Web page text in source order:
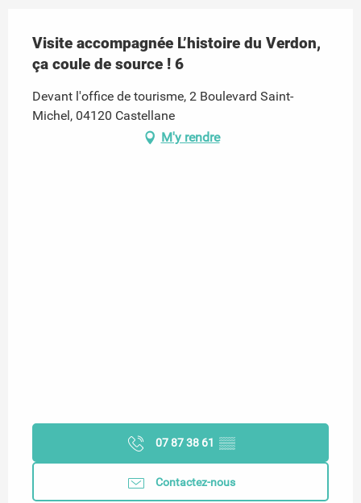
Visite accompagnée L’histoire du Verdon,
ça coule de source ! 6
Devant l'office de tourisme, 2 Boulevard Saint-
Michel, 04120 Castellane
M'y rendre
07 87 38 61 ▒▒
Contactez-nous